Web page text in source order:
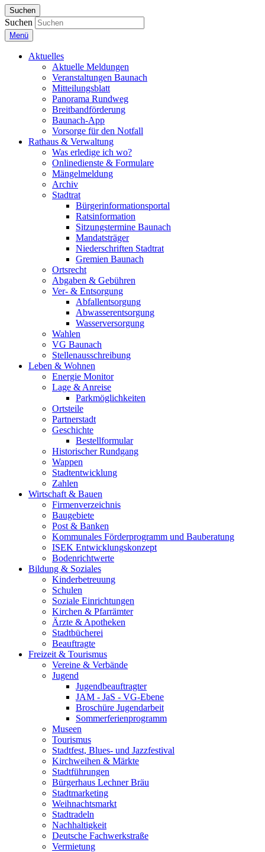
Suchen
Suchen
Menü
Aktuelles
Aktuelle Meldungen
Veranstaltungen Baunach
Mitteilungsblatt
Panorama Rundweg
Breitbandförderung
Baunach-App
Vorsorge für den Notfall
Rathaus & Verwaltung
Was erledige ich wo?
Onlinedienste & Formulare
Mängelmeldung
Archiv
Stadtrat
Bürgerinformationsportal
Ratsinformation
Sitzungstermine Baunach
Mandatsträger
Niederschriften Stadtrat
Gremien Baunach
Ortsrecht
Abgaben & Gebühren
Ver- & Entsorgung
Abfallentsorgung
Abwasserentsorgung
Wasserversorgung
Wahlen
VG Baunach
Stellenausschreibung
Leben & Wohnen
Energie Monitor
Lage & Anreise
Parkmöglichkeiten
Ortsteile
Partnerstadt
Geschichte
Bestellformular
Historischer Rundgang
Wappen
Stadtentwicklung
Zahlen
Wirtschaft & Bauen
Firmenverzeichnis
Baugebiete
Post & Banken
Kommunales Förderprogramm und Bauberatung
ISEK Entwicklungskonzept
Bodenrichtwerte
Bildung & Soziales
Kinderbetreuung
Schulen
Soziale Einrichtungen
Kirchen & Pfarrämter
Ärzte & Apotheken
Stadtbücherei
Beauftragte
Freizeit & Tourismus
Vereine & Verbände
Jugend
Jugendbeauftragter
JAM - JaS - VG-Ebene
Broschüre Jugendarbeit
Sommerferienprogramm
Museen
Tourismus
Stadtfest, Blues- und Jazzfestival
Kirchweihen & Märkte
Stadtführungen
Bürgerhaus Lechner Bräu
Stadtmarketing
Weihnachtsmarkt
Stadtradeln
Nachhaltigkeit
Deutsche Fachwerkstraße
Vermietung